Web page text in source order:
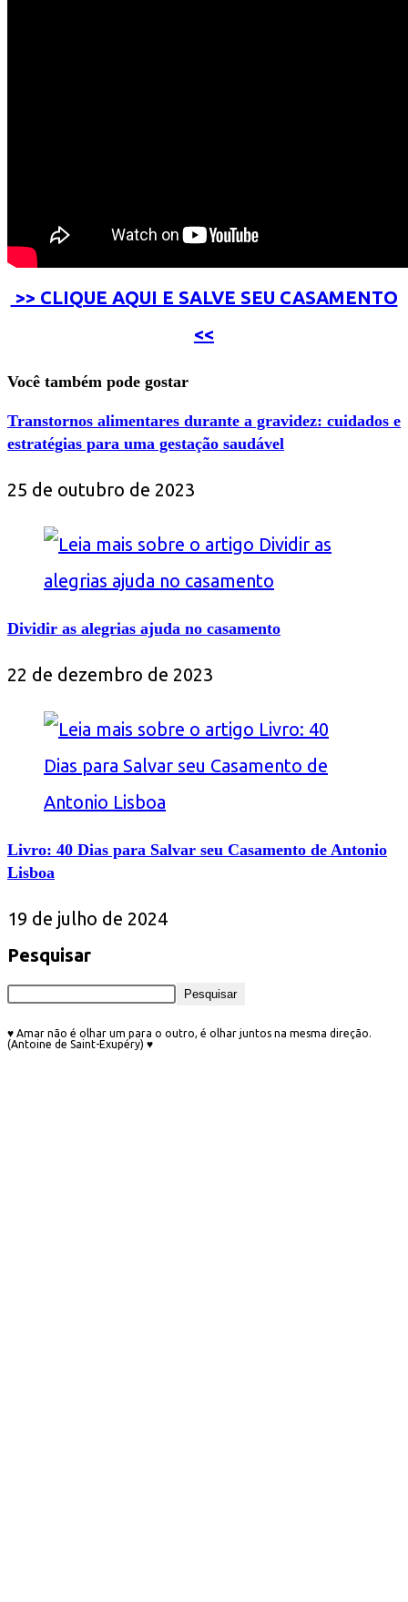
>> CLIQUE AQUI E SALVE SEU CASAMENTO
<<
Você também pode gostar
Transtornos alimentares durante a gravidez: cuidados e
estratégias para uma gestação saudável
25 de outubro de 2023
Dividir as alegrias ajuda no casamento
22 de dezembro de 2023
Livro: 40 Dias para Salvar seu Casamento de Antonio
Lisboa
19 de julho de 2024
Pesquisar
Pesquisar
♥ Amar não é olhar um para o outro, é olhar juntos na mesma direção.
(Antoine de Saint-Exupéry) ♥